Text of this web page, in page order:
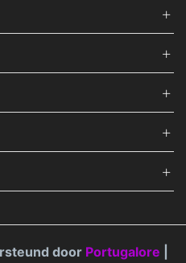
door Portugalore